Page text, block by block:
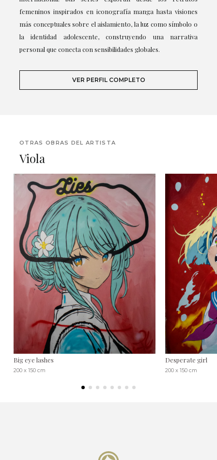
femeninos inspirados en iconografía manga hasta visiones
más conceptuales sobre el aislamiento, la luz como símbolo o
la identidad adolescente, construyendo una narrativa
personal que conecta con sensibilidades globales.
VER PERFIL COMPLETO
OTRAS OBRAS DEL ARTISTA
Viola
Big eye lashes
200 x 150 cm
Desperate girl
200 x 150 cm